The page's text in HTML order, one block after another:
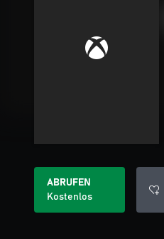
ABRUFEN
Kostenlos